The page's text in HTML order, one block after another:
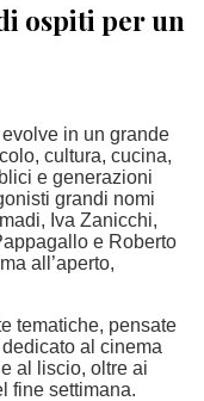
ospiti per un
in un grande
cultura, cucina,
e generazioni
grandi nomi
Iva Zanicchi,
e Roberto
all’aperto,
tematiche, pensate
al cinema
al liscio, oltre ai
fine settimana.